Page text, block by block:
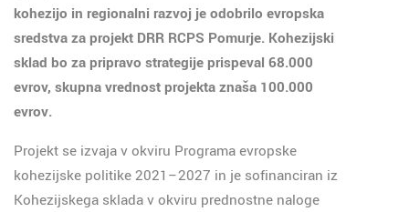
kohezijo in regionalni razvoj je odobrilo evropska
sredstva za projekt DRR RCPS Pomurje. Kohezijski
sklad bo za pripravo strategije prispeval 68.000
evrov, skupna vrednost projekta znaša 100.000
evrov.
Projekt se izvaja v okviru Programa evropske
kohezijske politike 2021–2027 in je sofinanciran iz
Kohezijskega sklada v okviru prednostne naloge